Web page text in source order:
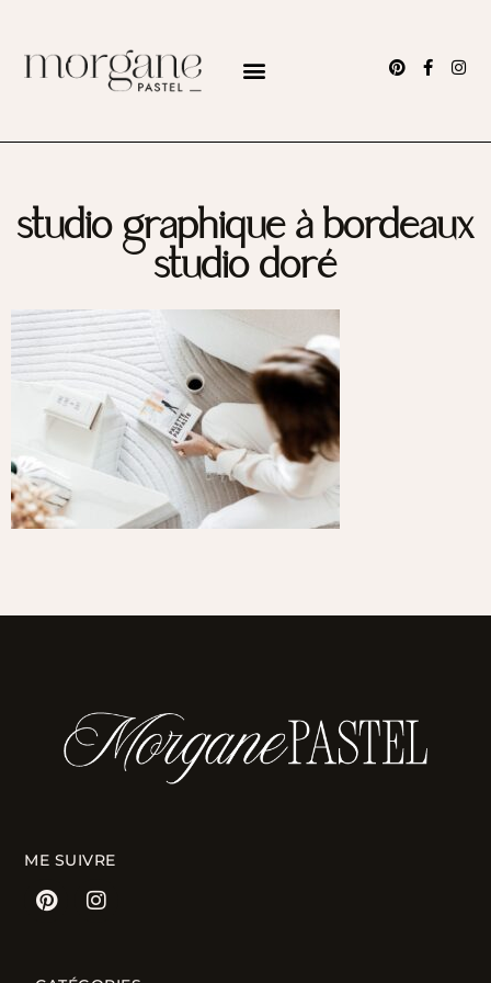
studio graphique à bordeaux
studio doré
ME SUIVRE